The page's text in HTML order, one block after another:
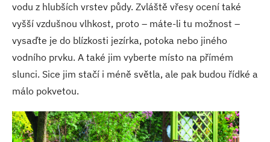
vodu z hlubších vrstev půdy. Zvláště vřesy ocení také
vyšší vzdušnou vlhkost, proto – máte-li tu možnost –
vysaďte je do blízkosti jezírka, potoka nebo jiného
vodního prvku. A také jim vyberte místo na přímém
slunci. Sice jim stačí i méně světla, ale pak budou řídké a
málo pokvetou.